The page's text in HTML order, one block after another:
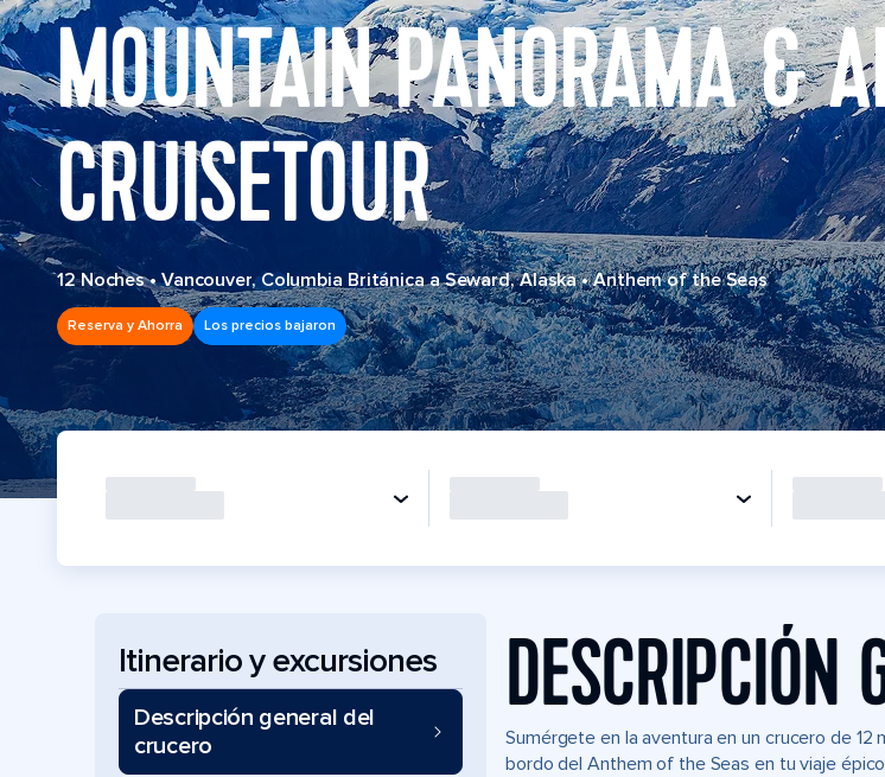
MOUNTAIN PANORAMA &
CRUISETOUR
12 Noches•Vancouver, Columbia Británica a Seward, Alaska•Anthem of the Seas
Reserva y Ahorra Los precios bajaron
Itinerario y excursiones
Descripción general del
crucero
DESCRIPCIÓN
Sumérgete en la aventura en un crucero de 12
bordo del Anthem of the Seas en tu viaje